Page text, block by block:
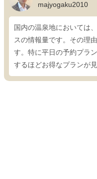
majyogaku2010
国内の温泉地においては
スの情報量です。その理
す。特に平日の予約プラ
するほどお得なプランが見